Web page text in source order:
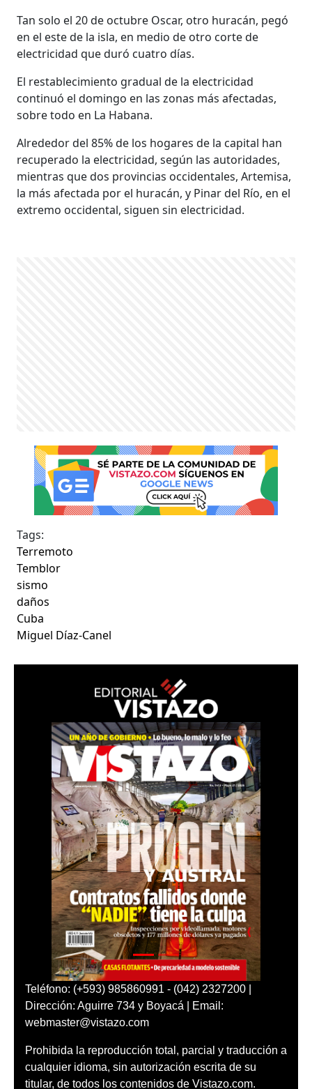
Tan solo el 20 de octubre Oscar, otro huracán, pegó
en el este de la isla, en medio de otro corte de
electricidad que duró cuatro días.
El restablecimiento gradual de la electricidad
continuó el domingo en las zonas más afectadas,
sobre todo en La Habana.
Alrededor del 85% de los hogares de la capital han
recuperado la electricidad, según las autoridades,
mientras que dos provincias occidentales, Artemisa,
la más afectada por el huracán, y Pinar del Río, en el
extremo occidental, siguen sin electricidad.
Tags:
Terremoto
Temblor
sismo
daños
Cuba
Miguel Díaz-Canel
Teléfono: (+593) 985860991 - (042) 2327200 |
Dirección: Aguirre 734 y Boyacá | Email:
webmaster@vistazo.com
Prohibida la reproducción total, parcial y traducción a
cualquier idioma, sin autorización escrita de su
titular, de todos los contenidos de Vistazo.com.